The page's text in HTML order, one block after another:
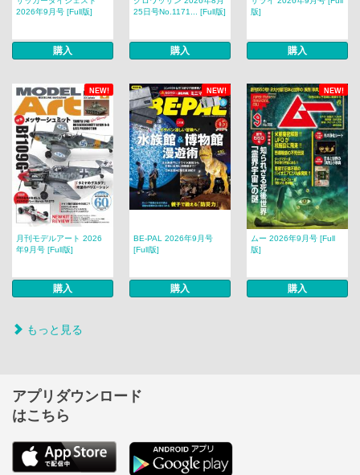
2026年9月号 [Full版]
購入
25日号No.1171... [Full版]
購入
版]
購入
NEW! NEW! NEW!
月刊モデルアート 2026
年9月号 [Full版]
購入
BE-PAL 2026年9月号
[Full版]
購入
ムー 2026年9月号 [Full
版]
購入
もっと見る
アプリダウンロード
はこちら